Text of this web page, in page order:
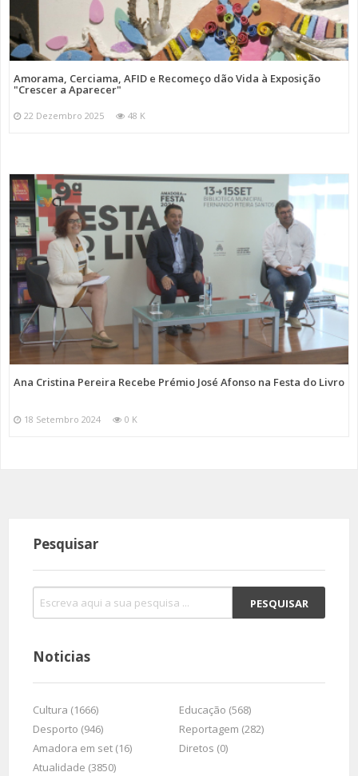
Amorama, Cerciama, AFID e Recomeço dão Vida à Exposição
"Crescer a Aparecer"
22 Dezembro 2025 48 K
Ana Cristina Pereira Recebe Prémio José Afonso na Festa do Livro
18 Setembro 2024 0 K
Pesquisar
Noticias
Cultura (1666)
Educação (568)
Desporto (946)
Reportagem (282)
Amadora em set (16)
Diretos (0)
Atualidade (3850)